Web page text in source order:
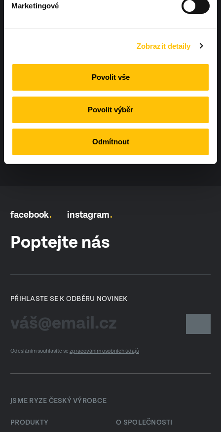
Marketingové
Zobrazit detaily
Povolit vše
Povolit výběr
Odmítnout
+420 604 425 410
info@workoutland.cz
facebook instagram
Poptejte nás
PŘIHLASTE SE K ODBĚRU NOVINEK
Odesláním souhlasíte sezpracováním osobních údajů
JSME RYZE ČESKÝ VÝROBCE
PRODUKTY O SPOLEČNOSTI